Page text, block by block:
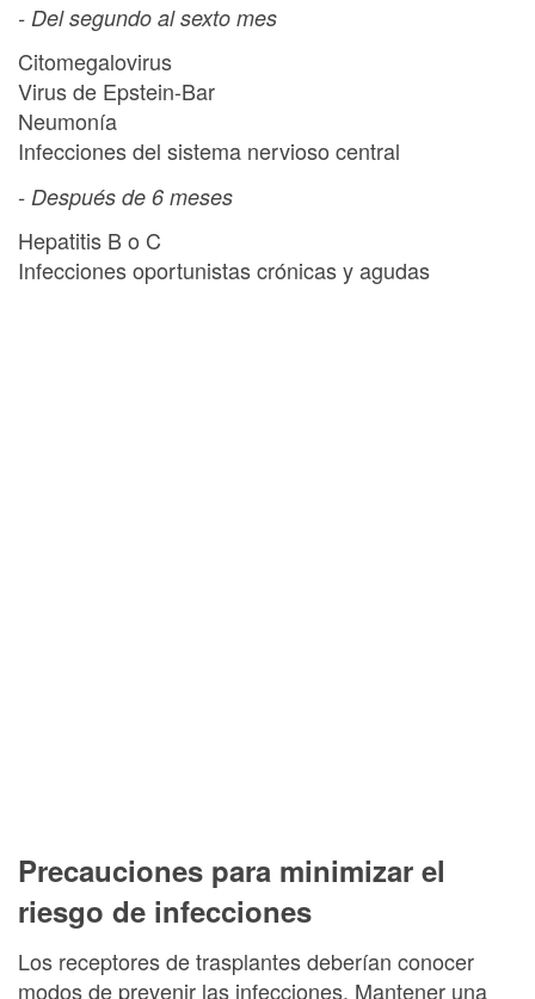
- Del segundo al sexto mes
Citomegalovirus
Virus de Epstein-Bar
Neumonía
Infecciones del sistema nervioso central
- Después de 6 meses
Hepatitis B o C
Infecciones oportunistas crónicas y agudas
Precauciones para minimizar el
riesgo de infecciones
Los receptores de trasplantes deberían conocer
modos de prevenir las infecciones. Mantener una